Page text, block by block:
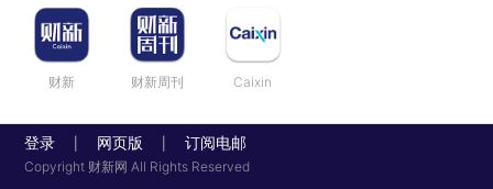
财新 财新周刊 Caixin
登录 网页版 订阅电邮
Copyright 财新网 All Rights Reserved